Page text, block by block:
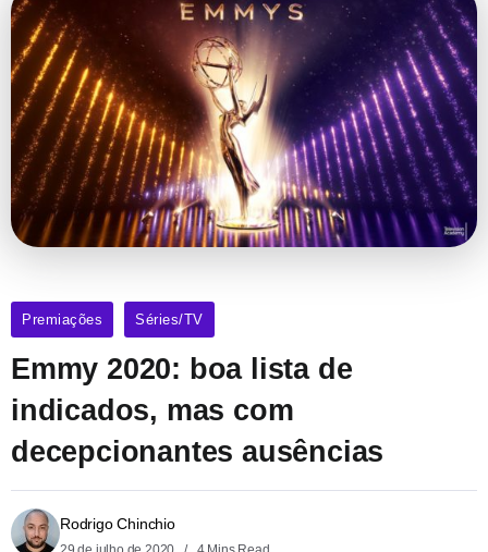
Premiações Séries/TV
Emmy 2020: boa lista de
indicados, mas com
decepcionantes ausências
Rodrigo Chinchio